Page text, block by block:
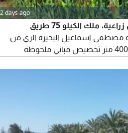
2 days ago
مزرعة 2.5 فدان محاصيل زراعية، ملك الكيلو 75 طريق
مصطفى اسماعيل البحيرة الري من
مشروع ناصر وبها كهرباء بها 400 متر تخصيص مباني ملحوظة
للوسطاء منعا للاحراج، على من يرغب
ممدوح المحامي